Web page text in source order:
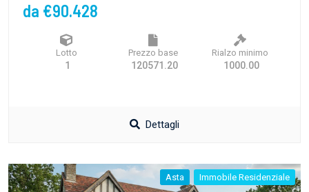
da €90.428
Lotto
1
Prezzo base
120571.20
Rialzo minimo
1000.00
Dettagli
Asta Immobile Residenziale